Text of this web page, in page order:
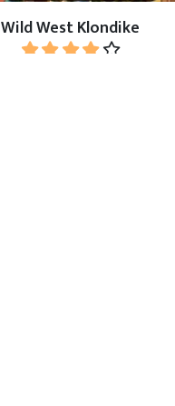
Wild West Klondike
Jouer